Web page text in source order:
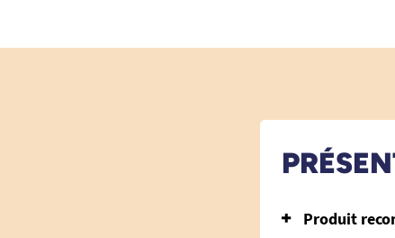
Produit